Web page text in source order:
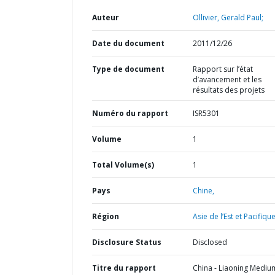
Auteur Ollivier, Gerald Paul;
Date du document 2011/12/26
Type de document
Rapport sur l’état
d’avancement et les
résultats des projets
Numéro du rapport ISR5301
Volume 1
Total Volume(s) 1
Pays Chine,
Région Asie de l’Est et
Disclosure Status Disclosed
Titre du rapport
China - Liaoning